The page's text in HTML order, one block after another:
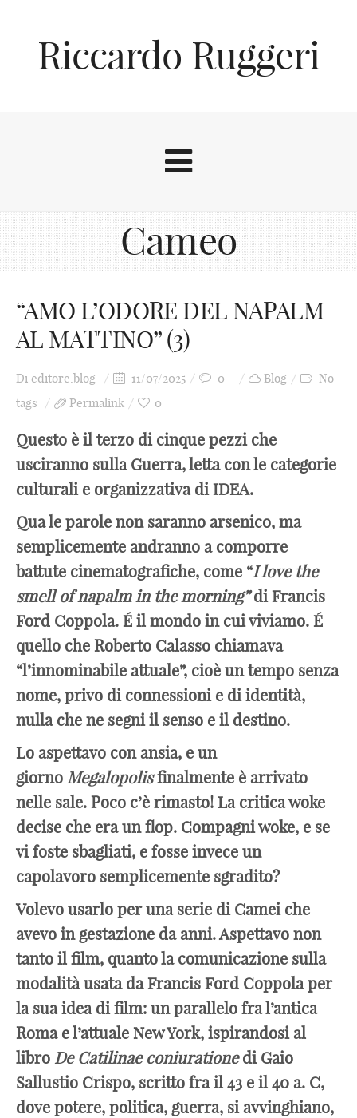
Riccardo Ruggeri
Cameo
“AMO L’ODORE DEL NAPALM
AL MATTINO” (3)
Di editore.blog 11/07/2025 0 Blog
No
tags
Permalink 0
Questo è il terzo di cinque pezzi che
usciranno sulla Guerra, letta con le categorie
culturali e organizzativa di IDEA.
Qua le parole non saranno arsenico, ma
semplicemente andranno a comporre
battute cinematografiche, come “I love the
smell of napalm in the morning”di Francis
Ford Coppola. É il mondo in cui viviamo. É
quello che Roberto Calasso chiamava
“l’innominabile attuale”, cioè un tempo senza
nome, privo di connessioni e di identità,
nulla che ne segni il senso e il destino.
Lo aspettavo con ansia, e un
giorno Megalopolisfinalmente è arrivato
nelle sale. Poco c’è rimasto! La critica woke
decise che era un flop. Compagni woke, e se
vi foste sbagliati, e fosse invece un
capolavoro semplicemente sgradito?
Volevo usarlo per una serie di Camei che
avevo in gestazione da anni. Aspettavo non
tanto il film, quanto la comunicazione sulla
modalità usata da Francis Ford Coppola per
la sua idea di film: un parallelo fra l’antica
Roma e l’attuale New York, ispirandosi al
libro De Catilinae coniurationedi Gaio
Sallustio Crispo, scritto fra il 43 e il 40 a. C,
dove potere, politica, guerra, si avvinghiano,